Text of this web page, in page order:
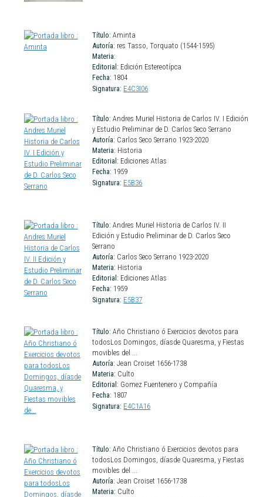
Título: Aminta
Autoría: res Tasso, Torquato (1544-1595)
Materia:
Editorial: Edición Estereotípca
Fecha: 1804
Signatura: E4C3I06
Título: Andres Muriel Historia de Carlos IV. I Edición
y Estudio Preliminar de D. Carlos Seco Serrano
Autoría: Carlos Seco Serrano 1923-2020
Materia: Historia
Editorial: Ediciones Atlas
Fecha: 1959
Signatura: E5B36
Título: Andres Muriel Historia de Carlos IV. II
Edición y Estudio Preliminar de D. Carlos Seco
Serrano
Autoría: Carlos Seco Serrano 1923-2020
Materia: Historia
Editorial: Ediciones Atlas
Fecha: 1959
Signatura: E5B37
Título: Año Christiano ó Exercicios devotos para
todosLos Domingos, díasde Quaresma, y Fiestas
movibles del ...
Autoría: Jean Croiset 1656-1738
Materia: Culto
Editorial: Gomez Fuentenero y Compañía
Fecha: 1807
Signatura: E4C1A16
Título: Año Christiano ó Exercicios devotos para
todosLos Domingos, díasde Quaresma, y Fiestas
movibles del ...
Autoría: Jean Croiset 1656-1738
Materia: Culto